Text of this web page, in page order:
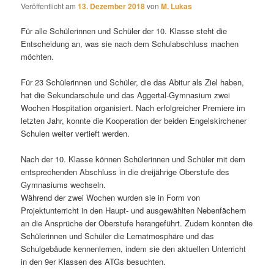
Veröffentlicht am13. Dezember 2018vonM. Lukas
Für alle Schülerinnen und Schüler der 10. Klasse steht die
Entscheidung an, was sie nach dem Schulabschluss machen
möchten.
Für 23 Schülerinnen und Schüler, die das Abitur als Ziel haben,
hat die Sekundarschule und das Aggertal-Gymnasium zwei
Wochen Hospitation organisiert. Nach erfolgreicher Premiere im
letzten Jahr, konnte die Kooperation der beiden Engelskirchener
Schulen weiter vertieft werden.
Nach der 10. Klasse können Schülerinnen und Schüler mit dem
entsprechenden Abschluss in die dreijährige Oberstufe des
Gymnasiums wechseln.
Während der zwei Wochen wurden sie in Form von
Projektunterricht in den Haupt- und ausgewählten Nebenfächern
an die Ansprüche der Oberstufe herangeführt. Zudem konnten die
Schülerinnen und Schüler die Lernatmosphäre und das
Schulgebäude kennenlernen, indem sie den aktuellen Unterricht
in den 9er Klassen des ATGs besuchten.